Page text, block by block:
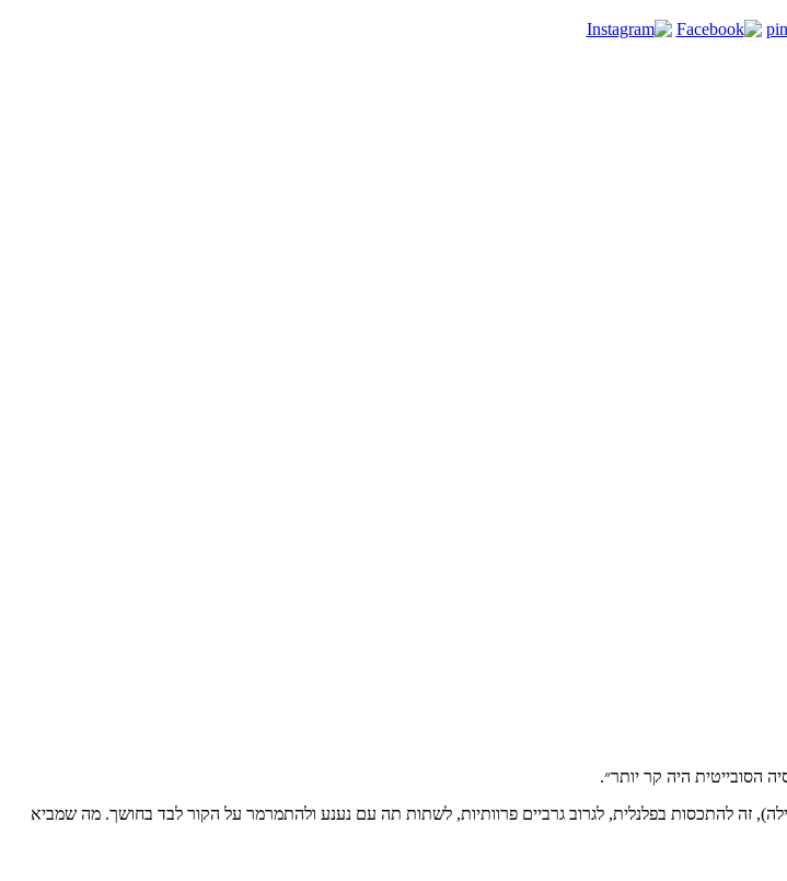
הסובייטית היה קר יותר״.
זה להתכסות בפלנלית, לגרוב גרביים פרוותיות, לשתות תה עם נענע ולהתמרמר על הקור לבד בחושך. מה שמביא